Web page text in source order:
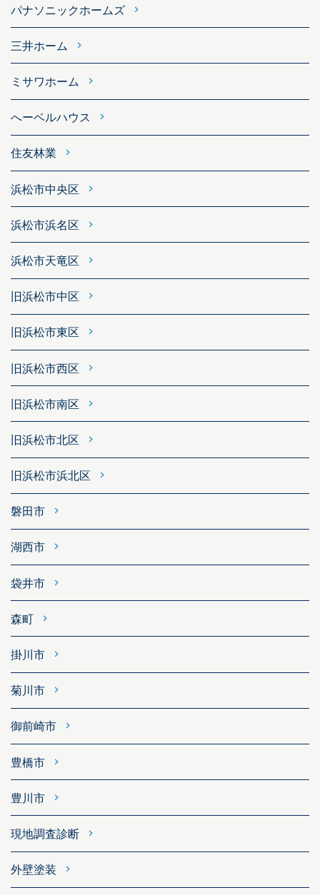
パナソニックホームズ
三井ホーム
ミサワホーム
へーベルハウス
住友林業
浜松市中央区
浜松市浜名区
浜松市天竜区
旧浜松市中区
旧浜松市東区
旧浜松市西区
旧浜松市南区
旧浜松市北区
旧浜松市浜北区
磐田市
湖西市
袋井市
森町
掛川市
菊川市
御前崎市
豊橋市
豊川市
現地調査診断
外壁塗装